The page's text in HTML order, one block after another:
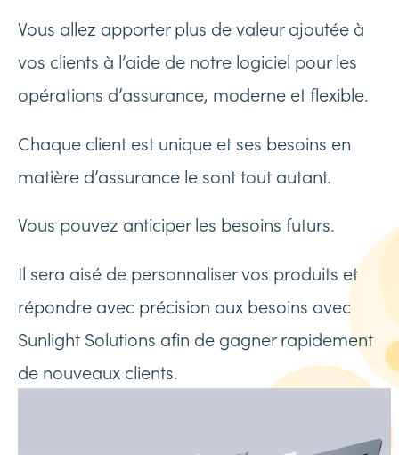
Vous allez apporter plus de valeur ajoutée à
vos clients à l’aide de notre logiciel pour les
opérations d’assurance, moderne et flexible.
Chaque client est unique et ses besoins en
matière d’assurance le sont tout autant.
Vous pouvez anticiper les besoins futurs.
Il sera aisé de personnaliser vos produits et
répondre avec précision aux besoins avec
Sunlight Solutions afin de gagner rapidement
de nouveaux clients.